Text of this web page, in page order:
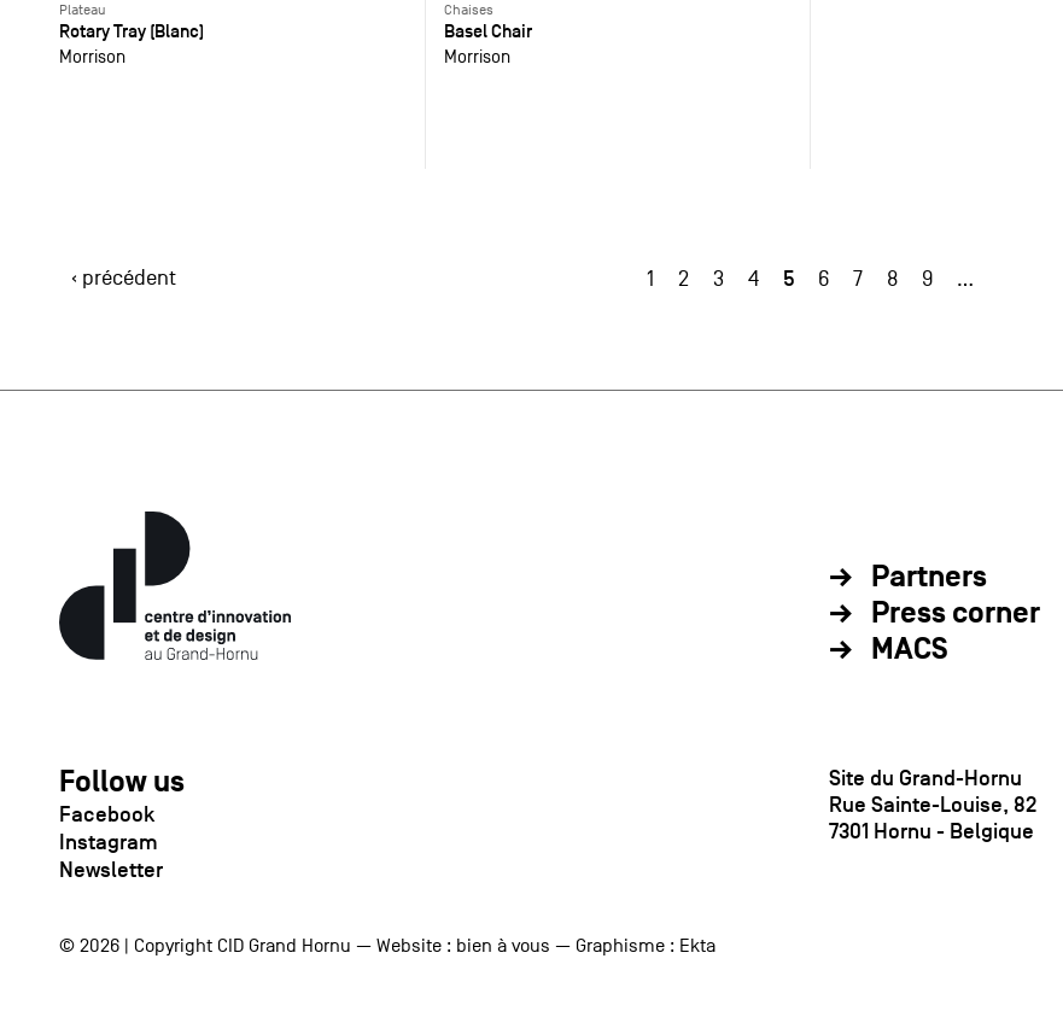
Plateau
Rotary Tray (Blanc)
Morrison
Chaises
Basel Chair
Morrison
‹ précédent 1 2 3 4 5 6 7 8 9 …
Partners
Press corner
MACS
Follow us
Facebook
Instagram
Newsletter
Site du Grand-Hornu
Rue Sainte-Louise, 82
7301 Hornu - Belgique
© 2026 | Copyright CID Grand Hornu — Website : bien à vous — Graphisme : Ekta